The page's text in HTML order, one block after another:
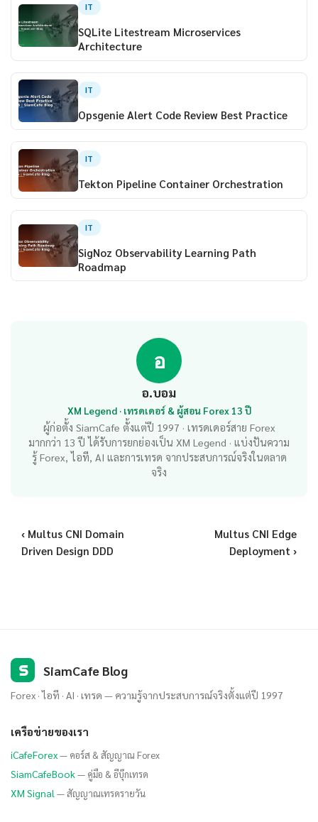
IT
SQLite Litestream Microservices
Architecture
IT
Opsgenie Alert Code Review Best Practice
IT
Tekton Pipeline Container Orchestration
IT
SigNoz Observability Learning Path
Roadmap
อ
อ.บอม
XM Legend · เทรดเดอร์ & ผู้สอน Forex 13 ปี
ผู้ก่อตั้ง SiamCafe ตั้งแต่ปี 1997 · เทรดเดอร์สาย Forex
มากกว่า 13 ปี ได้รับการยกย่องเป็น XM Legend · แบ่งปันความ
รู้ Forex, ไอที, AI และการเทรด จากประสบการณ์จริงในตลาด
จริง
‹ Multus CNI Domain
Driven Design DDD
Multus CNI Edge
Deployment ›
S SiamCafe Blog
Forex · ไอที · AI · เทรด — ความรู้จากประสบการณ์จริงตั้งแต่ปี 1997
เครือข่ายของเรา
iCafeForex— คอร์ส & สัญญาณ Forex
SiamCafeBook— คู่มือ & อีบุ๊กเทรด
XM Signal — สัญญาณเทรดรายวัน